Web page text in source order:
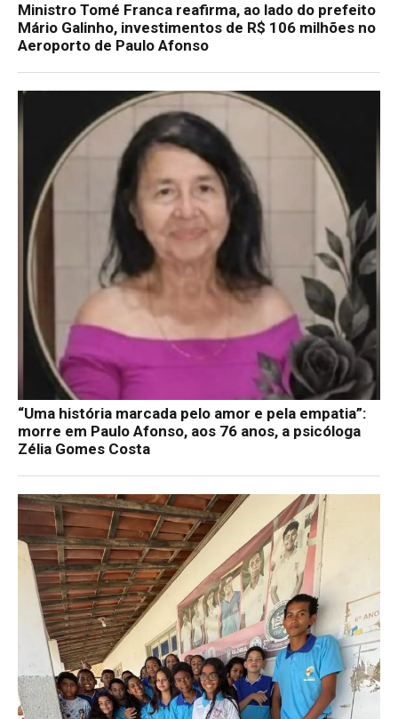
Ministro Tomé Franca reafirma, ao lado do prefeito
Mário Galinho, investimentos de R$ 106 milhões no
Aeroporto de Paulo Afonso
“Uma história marcada pelo amor e pela empatia”:
morre em Paulo Afonso, aos 76 anos, a psicóloga
Zélia Gomes Costa